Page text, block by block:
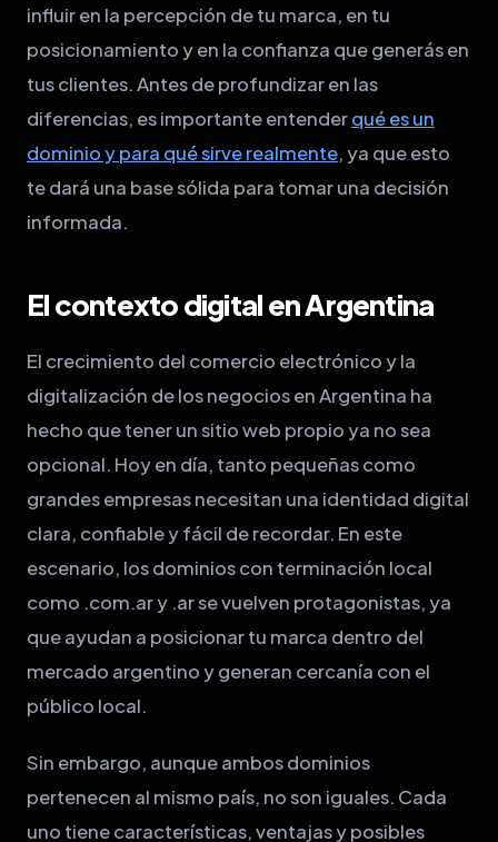
influir en la percepción de tu marca, en tu
posicionamiento y en la confianza que generás en
tus clientes. Antes de profundizar en las
diferencias, es importante entenderqué es un
dominio y para qué sirve realmente, ya que esto
te dará una base sólida para tomar una decisión
informada.
El contexto digital en Argentina
El crecimiento del comercio electrónico y la
digitalización de los negocios en Argentina ha
hecho que tener un sitio web propio ya no sea
opcional. Hoy en día, tanto pequeñas como
grandes empresas necesitan una identidad digital
clara, confiable y fácil de recordar. En este
escenario, los dominios con terminación local
como .com.ar y .ar se vuelven protagonistas, ya
que ayudan a posicionar tu marca dentro del
mercado argentino y generan cercanía con el
público local.
Sin embargo, aunque ambos dominios
pertenecen al mismo país, no son iguales. Cada
uno tiene características, ventajas y posibles